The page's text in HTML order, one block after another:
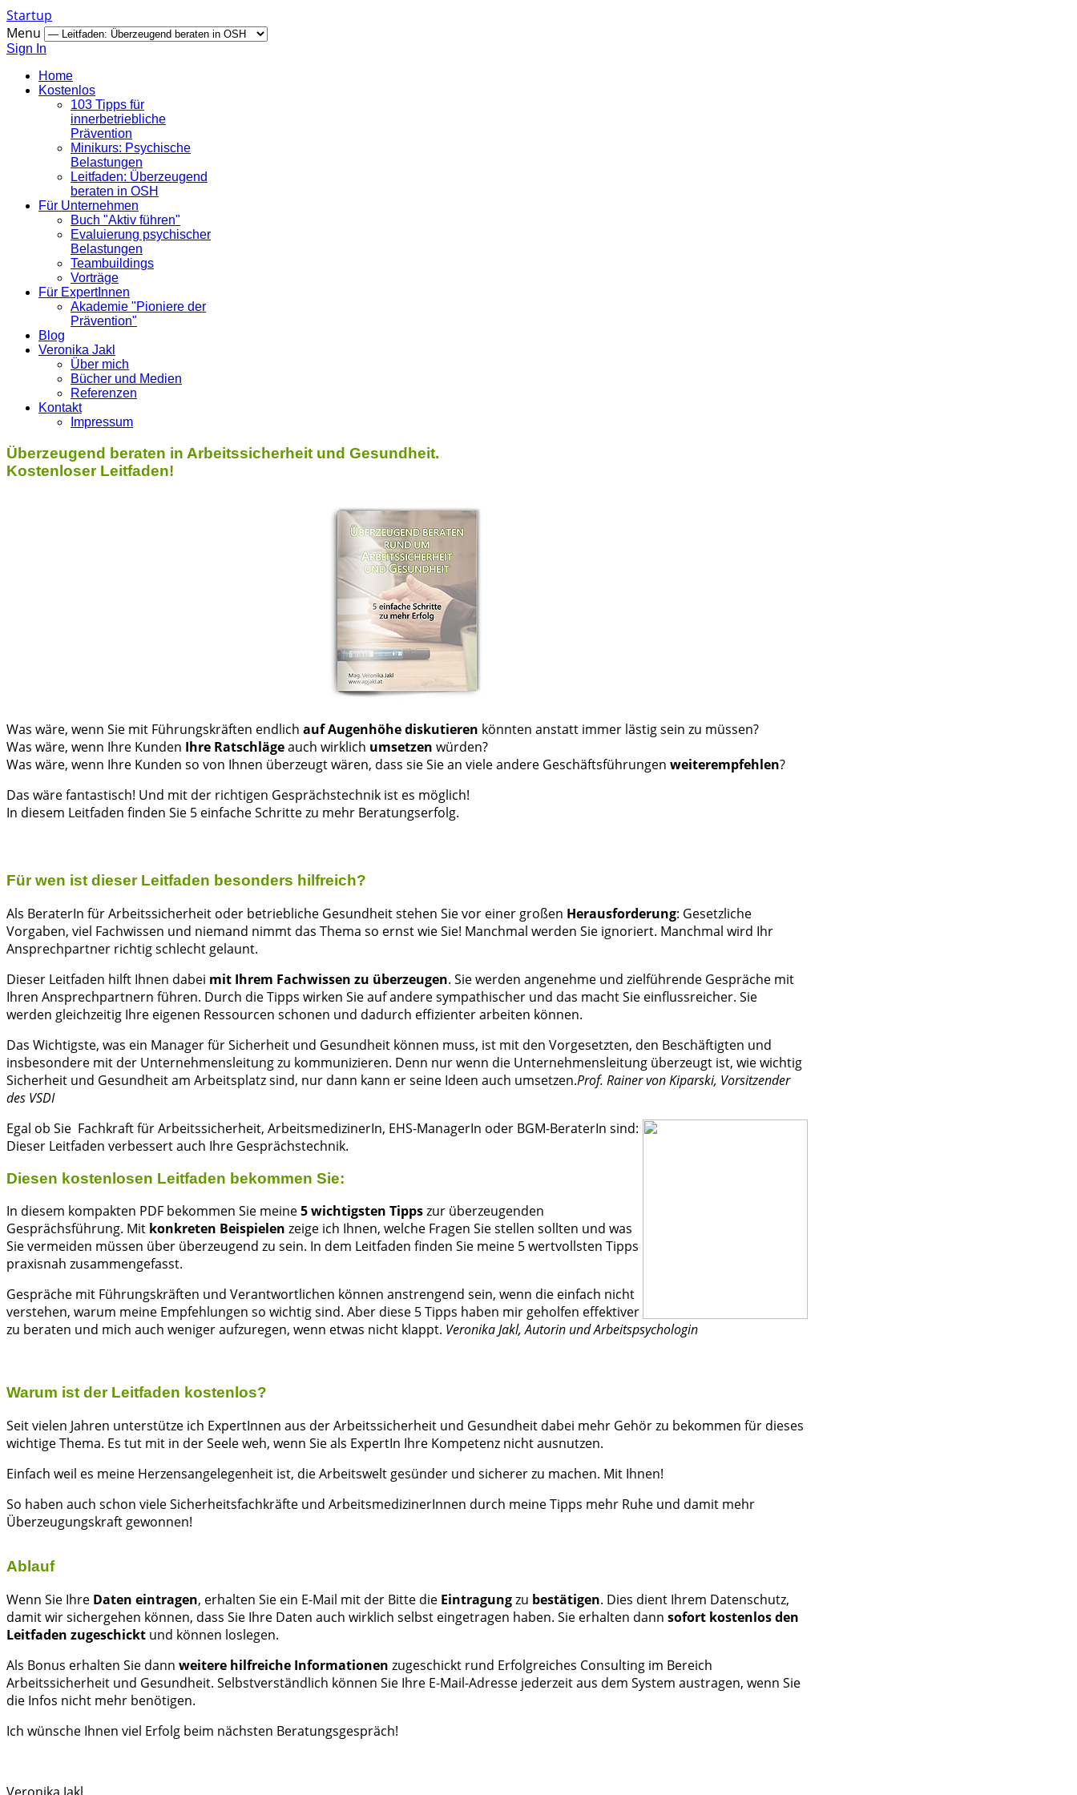
Startup
Menu
Sign In
Home
Kostenlos
103 Tipps für
innerbetriebliche
Prävention
Minikurs: Psychische
Belastungen
Leitfaden: Überzeugend
beraten in OSH
Für Unternehmen
Buch "Aktiv führen"
Evaluierung psychischer
Belastungen
Teambuildings
Vorträge
Für ExpertInnen
Akademie "Pioniere der
Prävention"
Blog
Veronika Jakl
Über mich
Bücher und Medien
Referenzen
Kontakt
Impressum
Überzeugend beraten in Arbeitssicherheit und Gesundheit.
Kostenloser Leitfaden!
Was wäre, wenn Sie mit Führungskräften endlich auf Augenhöhe diskutieren könnten anstatt immer lästig sein zu müssen?
Was wäre, wenn Ihre Kunden Ihre Ratschlägeauch wirklich umsetzen würden?
Was wäre, wenn Ihre Kunden so von Ihnen überzeugt wären, dass sie Sie an viele andere Geschäftsführungen weiterempfehlen?
Das wäre fantastisch! Und mit der richtigen Gesprächstechnik ist es möglich!
In diesem Leitfaden finden Sie 5 einfache Schritte zu mehr Beratungserfolg.
Für wen ist dieser Leitfaden besonders hilfreich?
Als BeraterIn für Arbeitssicherheit oder betriebliche Gesundheit stehen Sie vor einer großen Herausforderung: Gesetzliche
Vorgaben, viel Fachwissen und niemand nimmt das Thema so ernst wie Sie! Manchmal werden Sie ignoriert. Manchmal wird Ihr
Ansprechpartner richtig schlecht gelaunt.
Dieser Leitfaden hilft Ihnen dabei mit Ihrem Fachwissen zu überzeugen. Sie werden angenehme und zielführende Gespräche mit
Ihren Ansprechpartnern führen. Durch die Tipps wirken Sie auf andere sympathischer und das macht Sie einflussreicher. Sie
werden gleichzeitig Ihre eigenen Ressourcen schonen und dadurch effizienter arbeiten können.
Das Wichtigste, was ein Manager für Sicherheit und Gesundheit können muss, ist mit den Vorgesetzten, den Beschäftigten und
insbesondere mit der Unternehmensleitung zu kommunizieren. Denn nur wenn die Unternehmensleitung überzeugt ist, wie wichtig
Sicherheit und Gesundheit am Arbeitsplatz sind, nur dann kann er seine Ideen auch umsetzen.Prof. Rainer von Kiparski, Vorsitzender
des VSDI
Egal ob Sie Fachkraft für Arbeitssicherheit, ArbeitsmedizinerIn, EHS-ManagerIn oder BGM-BeraterIn sind:
Dieser Leitfaden verbessert auch Ihre Gesprächstechnik.
Diesen kostenlosen Leitfaden bekommen Sie:
In diesem kompakten PDF bekommen Sie meine5 wichtigsten Tippszur überzeugenden
Gesprächsführung. Mit konkreten Beispielen zeige ich Ihnen, welche Fragen Sie stellen sollten und was
Sie vermeiden müssen über überzeugend zu sein. In dem Leitfaden finden Sie meine 5 wertvollsten Tipps
praxisnah zusammengefasst.
Gespräche mit Führungskräften und Verantwortlichen können anstrengend sein, wenn die einfach nicht
verstehen, warum meine Empfehlungen so wichtig sind. Aber diese 5 Tipps haben mir geholfen effektiver
zu beraten und mich auch weniger aufzuregen, wenn etwas nicht klappt. Veronika Jakl, Autorin und Arbeitspsychologin
Warum ist der Leitfaden kostenlos?
Seit vielen Jahren unterstütze ich ExpertInnen aus der Arbeitssicherheit und Gesundheit dabei mehr Gehör zu bekommen für dieses
wichtige Thema. Es tut mit in der Seele weh, wenn Sie als ExpertIn Ihre Kompetenz nicht ausnutzen.
Einfach weil es meine Herzensangelegenheit ist, die Arbeitswelt gesünder und sicherer zu machen. Mit Ihnen!
So haben auch schon viele Sicherheitsfachkräfte und ArbeitsmedizinerInnen durch meine Tipps mehr Ruhe und damit mehr
Überzeugungskraft gewonnen!
Ablauf
Wenn Sie Ihre Daten eintragen, erhalten Sie ein E-Mail mit der Bitte die Eintragungzu bestätigen. Dies dient Ihrem Datenschutz,
damit wir sichergehen können, dass Sie Ihre Daten auch wirklich selbst eingetragen haben. Sie erhalten dann sofort kostenlos den
Leitfaden zugeschickt und können loslegen.
Als Bonus erhalten Sie dann weitere hilfreiche Informationen zugeschickt rund Erfolgreiches Consulting im Bereich
Arbeitssicherheit und Gesundheit. Selbstverständlich können Sie Ihre E-Mail-Adresse jederzeit aus dem System austragen, wenn Sie
die Infos nicht mehr benötigen.
Ich wünsche Ihnen viel Erfolg beim nächsten Beratungsgespräch!